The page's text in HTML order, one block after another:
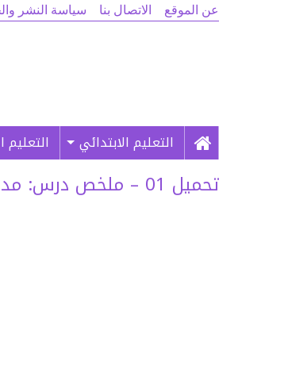
عن الموقع الاتصال بنا سياسة النشر
التعليم الابتدائي التعليم
تحميل 01 – ملخص درس: مدخل إلى التكنولوجيا